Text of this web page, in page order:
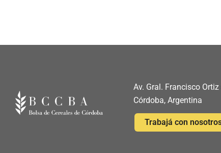
Av. Gral. Francisco
Córdoba, Argentina
Trabajá con